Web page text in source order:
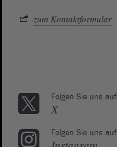
zum Kontaktformular
Folgen Sie uns auf
X
Folgen Sie uns auf